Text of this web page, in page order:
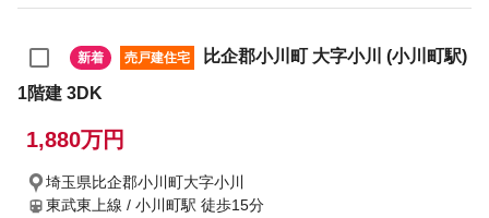
新着 売戸建住宅
比企郡小川町 大字小川 (小川町駅)
1階建 3DK
1,880万円
埼玉県比企郡小川町大字小川
東武東上線 / 小川町駅 徒歩15分